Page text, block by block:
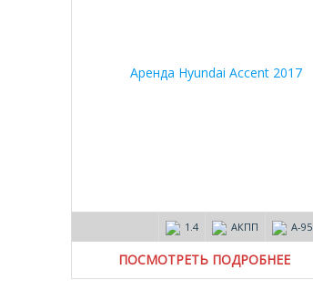
1.4 АКПП А-95
ПОСМОТРЕТЬ ПОДРОБНЕЕ